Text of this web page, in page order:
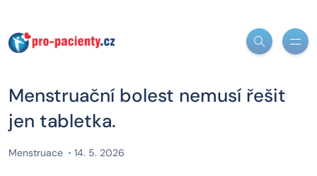
Menstruační bolest nemusí řešit
jen tabletka.
Menstruace 14. 5. 2026